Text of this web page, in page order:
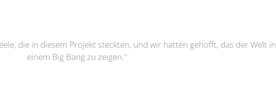
die in diesem Projekt steckten, und wir hatten gehofft, das der Welt in
einem Big Bang zu zeigen."